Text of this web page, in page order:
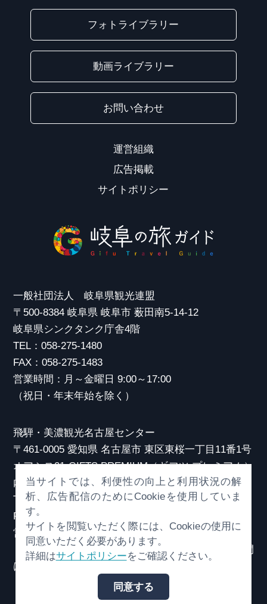
フォトライブラリー
動画ライブラリー
お問い合わせ
運営組織
広告掲載
サイトポリシー
一般社団法人 岐阜県観光連盟
〒500-8384 岐阜県 岐阜市 薮田南5-14-12
岐阜県シンクタンク庁舎4階
TEL：058-275-1480
FAX：058-275-1483
営業時間：月～金曜日 9:00～17:00
（祝日・年末年始を除く）
飛騨・美濃観光名古屋センター
〒461-0005 愛知県 名古屋市 東区東桜一丁目11番1号
オアシス21 GIFTS PREMIUM（ギフツ プレミアム）
内
TEL：052-253-6185
FAX：052-253-6186
営業時間：10:00～21:00
（原則、元日を除き年中無休）※観光相談対応時間
は18:30まで
© （一社）岐阜県観光連盟 All Rights Reserved.
当サイトでは、利便性の向上と利用状況の解
析、広告配信のためにCookieを使用していま
す。
サイトを閲覧いただく際には、Cookieの使用に
同意いただく必要があります。
詳細はサイトポリシーをご確認ください。
同意する